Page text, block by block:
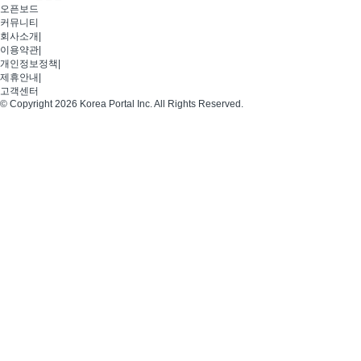
오픈보드
커뮤니티
회사소개
이용약관
개인정보정책
제휴안내
고객센터
© Copyright 2026 Korea Portal Inc. All Rights Reserved.